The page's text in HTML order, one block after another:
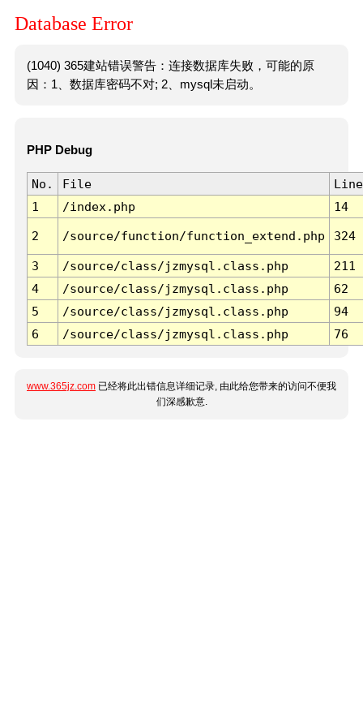
Database Error
(1040) 365建站错误警告：连接数据库失败，可能的原
因：1、数据库密码不对; 2、mysql未启动。
PHP Debug
No. File
Line
1
/index.php 14
2 /source/function/function_extend.php 324
3 /source/class/jzmysql.class.php
211
4
/source/class/jzmysql.class.php
62
5
/source/class/jzmysql.class.php
94
6
/source/class/jzmysql.class.php 76
www.365jz.com 已经将此出错信息详细记录, 由此给您带来的访问不便我
们深感歉意.